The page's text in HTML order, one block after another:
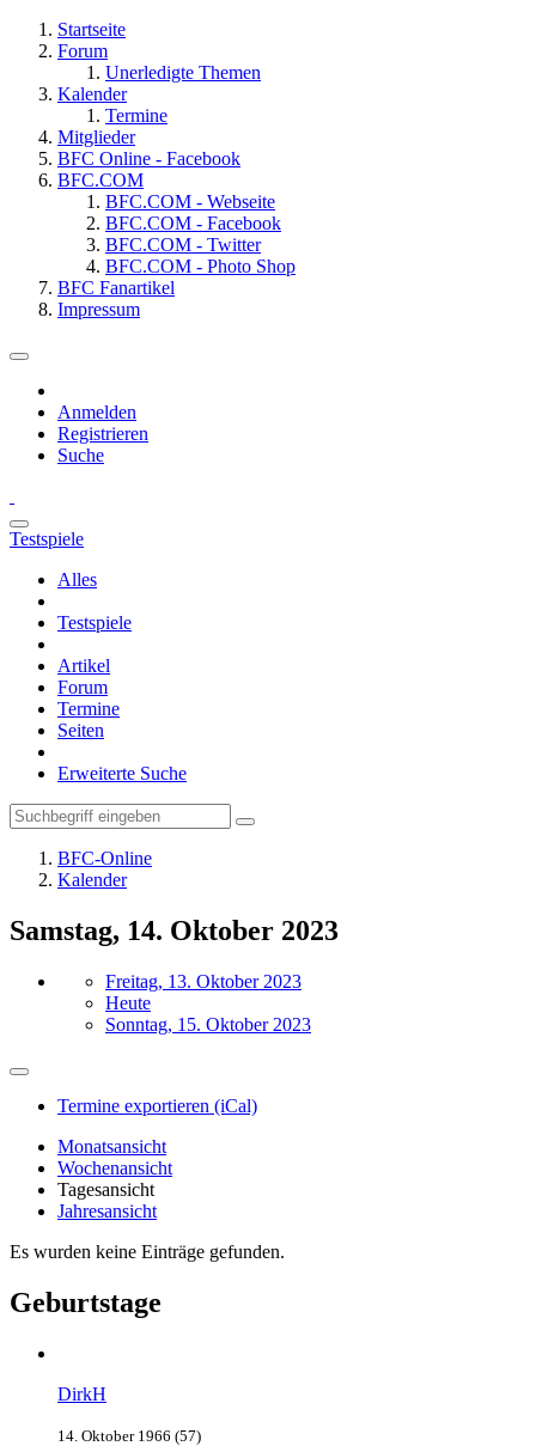
Startseite
Forum
Unerledigte Themen
Kalender
Termine
Mitglieder
BFC Online - Facebook
BFC.COM
BFC.COM - Webseite
BFC.COM - Facebook
BFC.COM - Twitter
BFC.COM - Photo Shop
BFC Fanartikel
Impressum
Anmelden
Registrieren
Suche
Testspiele
Alles
Testspiele
Artikel
Forum
Termine
Seiten
Erweiterte Suche
BFC-Online
Kalender
Samstag, 14. Oktober 2023
Freitag, 13. Oktober 2023
Heute
Sonntag, 15. Oktober 2023
Termine exportieren (iCal)
Monatsansicht
Wochenansicht
Tagesansicht
Jahresansicht
Es wurden keine Einträge gefunden.
Geburtstage
DirkH
14. Oktober 1966 (57)